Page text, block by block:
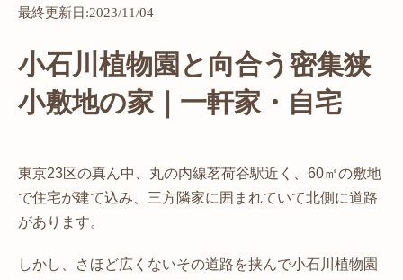
最終更新日:2023/11/04
小石川植物園と向合う密集狭
小敷地の家｜一軒家・自宅
東京23区の真ん中、丸の内線茗荷谷駅近く、60㎡の敷地
で住宅が建て込み、三方隣家に囲まれていて北側に道路
があります。
しかし、さほど広くないその道路を挟んで小石川植物園